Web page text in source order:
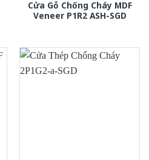
Cửa Gỗ Chống Cháy MDF
Veneer P1R2 ASH-SGD